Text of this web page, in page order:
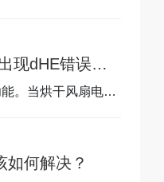
为什么在LG洗干一体机进行烘干循环时会出现dHE错误代码，以及如何解决
。当烘干风扇电机
如何解决？